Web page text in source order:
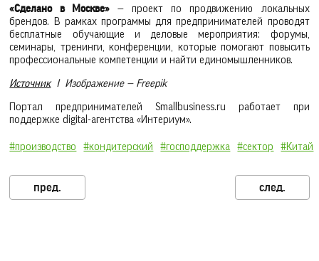
«Сделано в Москве»— проект по продвижению локальных
брендов. В рамках программы для предпринимателей проводят
бесплатные обучающие и деловые мероприятия: форумы,
семинары, тренинги, конференции, которые помогают повысить
профессиональные компетенции и найти единомышленников.
ИсточникI Изображение — Freepik
Портал предпринимателей Smallbusiness.ru работает при
поддержке digital-агентства «Интериум».
#производство #кондитерский #господдержка #сектор #Китай